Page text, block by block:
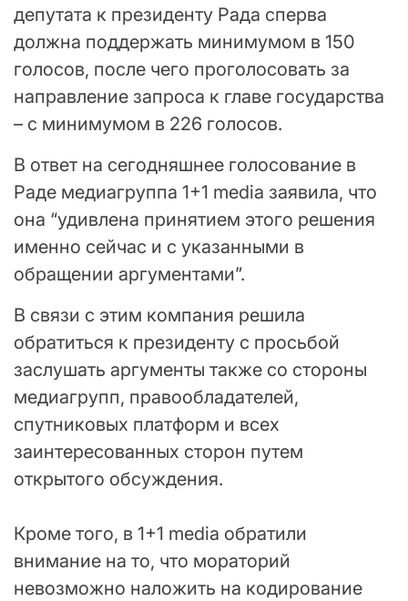
депутата к президенту Рада сперва
должна поддержать минимумом в 150
голосов, после чего проголосовать за
направление запроса к главе государства
– с минимумом в 226 голосов.
В ответ на сегодняшнее голосование в
Раде медиагруппа 1+1 media заявила, что
она “удивлена принятием этого решения
именно сейчас и с указанными в
обращении аргументами”.
В связи с этим компания решила
обратиться к президенту с просьбой
заслушать аргументы также со стороны
медиагрупп, правообладателей,
спутниковых платформ и всех
заинтересованных сторон путем
открытого обсуждения.
Кроме того, в 1+1 media обратили
внимание на то, что мораторий
невозможно наложить на кодирование